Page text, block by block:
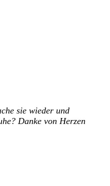
sie wieder und
Danke von Herzen